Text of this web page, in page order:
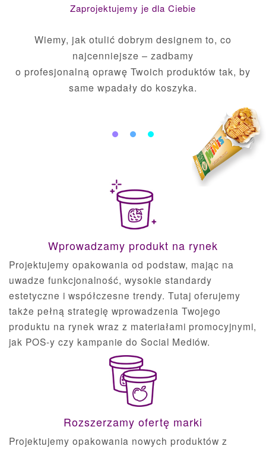
KATALOG ONLINE
Zaprojektujemy je dla Ciebie
Wiemy, jak otulić dobrym designem to, co
najcenniejsze – zadbamy
o profesjonalną oprawę Twoich produktów tak, by
same wpadały do koszyka.
Wprowadzamy produkt na rynek
Projektujemy opakowania od podstaw, mając na
uwadze funkcjonalność, wysokie standardy
estetyczne i współczesne trendy. Tutaj oferujemy
także pełną strategię wprowadzenia Twojego
produktu na rynek wraz z materiałami promocyjnymi,
jak POS-y czy kampanie do Social Mediów.
Rozszerzamy ofertę marki
Projektujemy opakowania nowych produktów z